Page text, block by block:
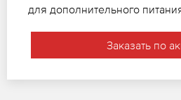
для дополнительного
Заказать по